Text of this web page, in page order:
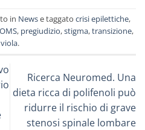
in Newse taggato crisi epilettiche,
OMS, pregiudizio,stigma,transizione,
viola.
Ricerca Neuromed. Una
dieta ricca di polifenoli può
ridurre il rischio di grave
stenosi spinale lombare